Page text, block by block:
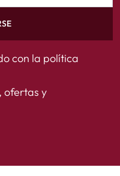
con la política
ofertas y